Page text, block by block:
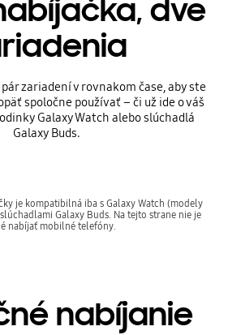
dve
zariadení v rovnakom čase, aby ste
spoločne používať – či už ide o váš
Galaxy Watch alebo slúchadlá
Galaxy Buds.
je kompatibilná iba s Galaxy Watch (modely
Galaxy Buds. Na tejto strane nie je
nabíjať mobilné telefóny.
nabíjanie